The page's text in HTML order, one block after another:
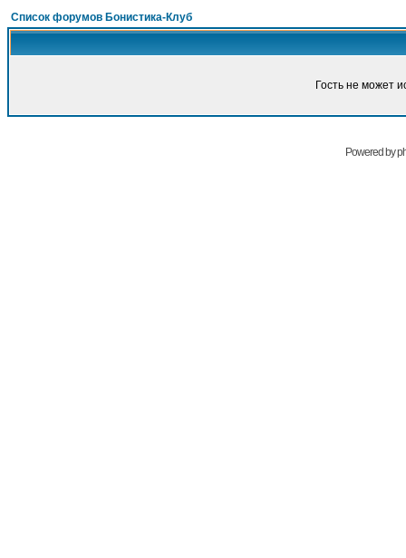
Список форумов Бонистика-Клуб
Гость не может
Powered by